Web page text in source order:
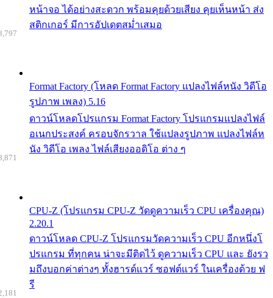
หน้าจอ ได้อย่างสะดวก พร้อมคุยด้วยเสียง คุยเห็นหน้า ส่ง
สติกเกอร์ มีการอัปเดตสม่ำเสมอ
Format Factory (โหลด Format Factory แปลงไฟล์หนัง วิดีโอ
รูปภาพ เพลง) 5.16
ดาวน์โหลดโปรแกรม Format Factory โปรแกรมแปลงไฟล์
อเนกประสงค์ ครอบจักรวาล ใช้แปลงรูปภาพ แปลงไฟล์ห
นัง วิดีโอ เพลง ไฟล์เสียงออดิโอ ต่าง ๆ
CPU-Z (โปรแกรม CPU-Z วัดดูความเร็ว CPU เครื่องคุณ)
2.20.1
ดาวน์โหลด CPU-Z โปรแกรมวัดความเร็ว CPU อีกหนึ่งโ
ปรแกรม ที่ทุกคน น่าจะมีติดไว้ ดูความเร็ว CPU และ ยังรว
มถึงบอกค่าต่างๆ ทั้งฮารด์แวร์ ซอฟต์แวร์ ในเครื่องด้วย ฟ
รี